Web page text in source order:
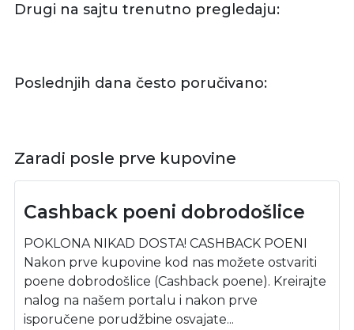
Drugi na sajtu trenutno pregledaju:
Poslednjih dana često poručivano:
Zaradi posle prve kupovine
Cashback poeni dobrodošlice
POKLONA NIKAD DOSTA! CASHBACK POENI
Nakon prve kupovine kod nas možete ostvariti
poene dobrodošlice (Cashback poene). Kreirajte
nalog na našem portalu i nakon prve
isporučene porudžbine osvajate...